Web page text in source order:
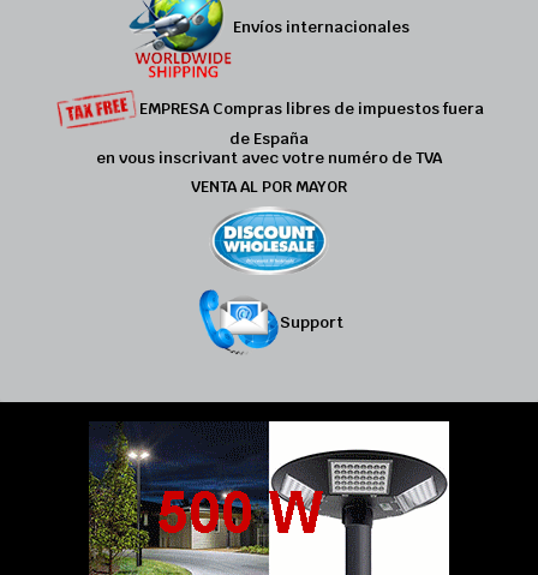
Envíos internacionales
EMPRESA Compras libres de impuestos fuera
de España
en vous inscrivant avec votre numéro de TVA
VENTA AL POR MAYOR
Support